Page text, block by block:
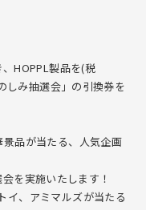
HOPPL製品を(税
しみ抽選会」の引換券を
景品が当たる、人気企画
を実施いたします！
イ、アミマルズが当たる